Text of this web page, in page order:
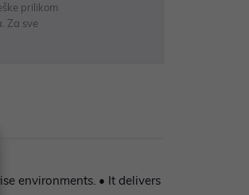
prilikom
Za sve
environments. • It delivers